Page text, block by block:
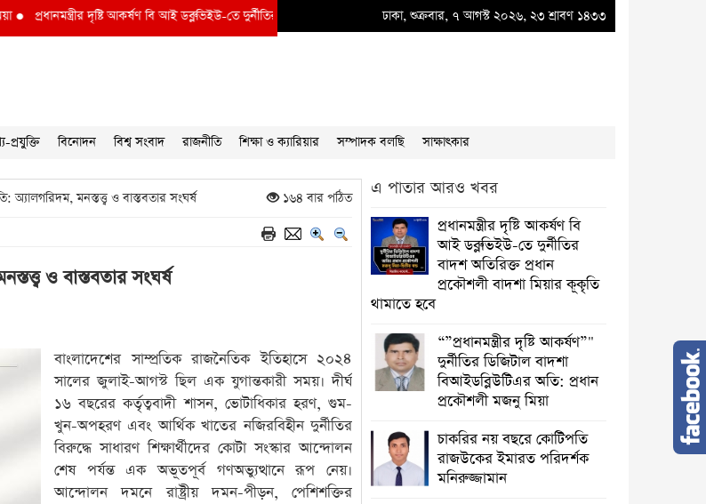
দৃষ্টি আকর্ষণ বি আই ডব্লুভিইউ-তে দুর্নীতির বাদশ অতিরিক্ত প্রধান প্রকৌশলী বাদশা মিয়ার কূকৃতি থামাতে হবে●“”প্রধানমন্ত্রীর দৃষ্টি আকর্ষণ”"
ঢাকা, শুক্রবার, ৭ আগস্ট ২০২৬, ২৩ শ্রাবণ ১৪৩৩
প্রযুক্তি বিনোদন বিশ্ব সংবাদ রাজনীতি শিক্ষা ও ক্যারিয়ার সম্পাদক বলছি সাক্ষাৎকার
অ্যালগরিদম, মনস্তত্ত্ব ও বাস্তবতার সংঘর্ষ ১৬৪ বার পঠিত
ও বাস্তবতার সংঘর্ষ
বাংলাদেশের সাম্প্রতিক রাজনৈতিক ইতিহাসে ২০২৪
সালের জুলাই-আগস্ট ছিল এক যুগান্তকারী সময়। দীর্ঘ
১৬ বছরের কর্তৃত্ববাদী শাসন, ভোটাধিকার হরণ, গুম-
খুন-অপহরণ এবং আর্থিক খাতের নজিরবিহীন দুর্নীতির
বিরুদ্ধে সাধারণ শিক্ষার্থীদের কোটা সংস্কার আন্দোলন
শেষ পর্যন্ত এক অভূতপূর্ব গণঅভ্যুত্থানে রূপ নেয়।
আন্দোলন দমনে রাষ্ট্রীয় দমন-পীড়ন, পেশিশক্তির
এ পাতার আরও খবর
প্রধানমন্ত্রীর দৃষ্টি আকর্ষণ বি
আই ডব্লুভিইউ-তে দুর্নীতির
বাদশ অতিরিক্ত প্রধান
প্রকৌশলী বাদশা মিয়ার কূকৃতি
থামাতে হবে
“”প্রধানমন্ত্রীর দৃষ্টি আকর্ষণ”"
দুর্নীতির ডিজিটাল বাদশা
বিআইডব্লিউটিএর অতি: প্রধান
প্রকৌশলী মজনু মিয়া
চাকরির নয় বছরে কোটিপতি
রাজউকের ইমারত পরিদর্শক
মনিরুজ্জামান